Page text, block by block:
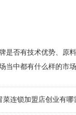
否有技术优势、原料
中都有什么样的市场
菜连锁加盟店创业有哪